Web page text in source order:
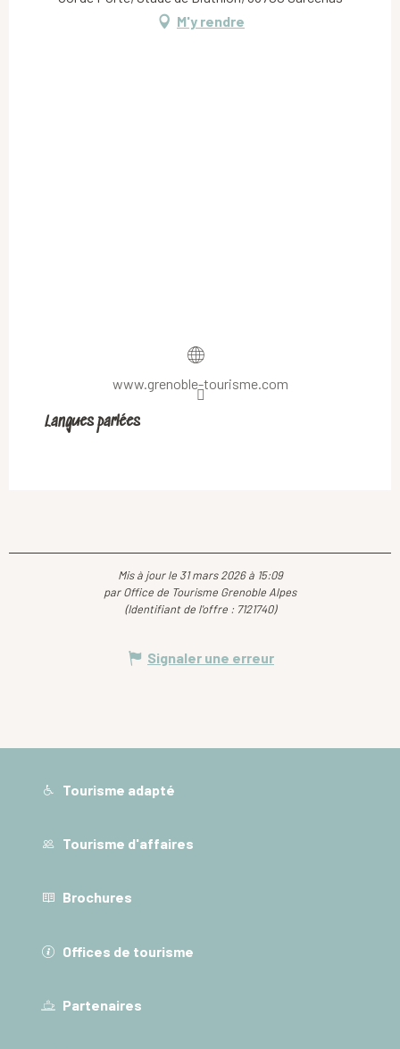
M'y rendre
www.grenoble-tourisme.com
Langues parlées
Langues parlées
Mis à jour le 31 mars 2026 à 15:09
par Office de Tourisme Grenoble Alpes
(Identifiant de l'offre : 7121740)
Signaler une erreur
Tourisme adapté
Tourisme d'affaires
Brochures
Offices de tourisme
Partenaires